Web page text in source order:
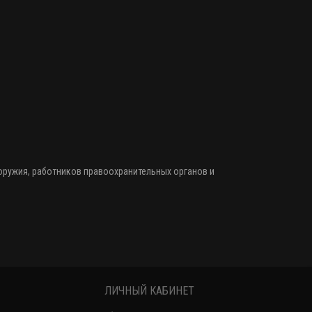
, работников правоохранительных органов и
ЛИЧНЫЙ КАБИНЕТ